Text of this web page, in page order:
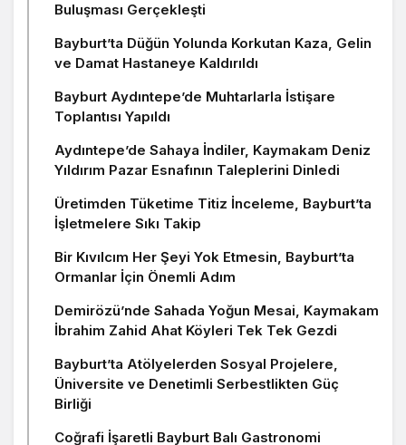
Buluşması Gerçekleşti
Bayburt’ta Düğün Yolunda Korkutan Kaza, Gelin
ve Damat Hastaneye Kaldırıldı
Bayburt Aydıntepe’de Muhtarlarla İstişare
Toplantısı Yapıldı
Aydıntepe’de Sahaya İndiler, Kaymakam Deniz
Yıldırım Pazar Esnafının Taleplerini Dinledi
Üretimden Tüketime Titiz İnceleme, Bayburt’ta
İşletmelere Sıkı Takip
Bir Kıvılcım Her Şeyi Yok Etmesin, Bayburt’ta
Ormanlar İçin Önemli Adım
Demirözü’nde Sahada Yoğun Mesai, Kaymakam
İbrahim Zahid Ahat Köyleri Tek Tek Gezdi
Bayburt’ta Atölyelerden Sosyal Projelere,
Üniversite ve Denetimli Serbestlikten Güç
Birliği
Coğrafi İşaretli Bayburt Balı Gastronomi